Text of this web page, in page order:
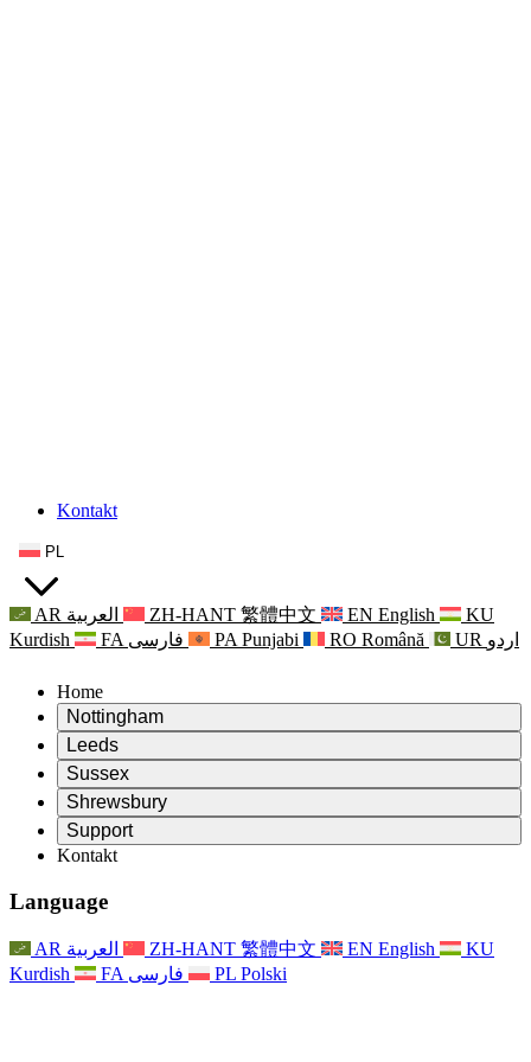
Kontakt
PL
AR العربية ZH-HANT 繁體中文 EN English
KU
Kurdish
FA فارسی PA Punjabi RO Română UR اردو
Home
Nottingham
Review
Przewodniczący Przeglądu
Niezależny zespół recenzentów
Zakres uprawnień
Raport końcowy z niezależnego przeglądu
Często zadawane pytania
Proces przekazywania informacji zwrotnych przez rodzinę
Biuletyny informacyjne
Opt Out
Leeds
Review
Przewodniczący Przeglądu
Niezależny zespół recenzentów
Zakres wymagań i obowiązków
Kontakt
Wsparcie psychologiczne dla rodzin
Aktualizacje dla rodzin
Zdarzenia
For Staff
Wsparcie dla personelu
Sussex
Review
Przewodniczący Przeglądu
Niezależny zespół recenzentów
Zakres uprawnień
For Families
Aktualizacje dla rodzin
Zdarzenia
Shrewsbury
Review
Zakres zadań w zakresie oceny macierzyństwa
Raport końcowy z niezależnego przeglądu
Pierwszy raport z niezależnego przeglądu
For Families
Aktualizacje
Support
Leeds
Nottingham
Rodzinna Służba Wsparcia Psychologicznego
Wsparcie w sytuacjach kryzysowych związanych ze
zdrowiem psychicznym
Usługi regionalne Nottingham
Kontakt
Language
AR العربية ZH-HANT 繁體中文 EN English
KU
Kurdish
FA فارسی PL Polski